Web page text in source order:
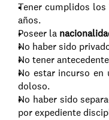
Tener cumplidos los
años.
Poseer la
No haber sido
No tener
No estar incurso en
doloso.
No haber sido
por expediente